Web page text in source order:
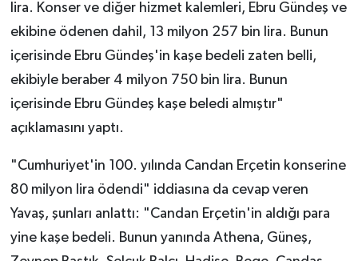
lira. Konser ve diğer hizmet kalemleri, Ebru Gündeş ve
ekibine ödenen dahil, 13 milyon 257 bin lira. Bunun
içerisinde Ebru Gündeş'in kaşe bedeli zaten belli,
ekibiyle beraber 4 milyon 750 bin lira. Bunun
içerisinde Ebru Gündeş kaşe beledi almıştır"
açıklamasını yaptı.
"Cumhuriyet'in 100. yılında Candan Erçetin konserine
80 milyon lira ödendi" iddiasına da cevap veren
Yavaş, şunları anlattı: "Candan Erçetin'in aldığı para
yine kaşe bedeli. Bunun yanında Athena, Güneş,